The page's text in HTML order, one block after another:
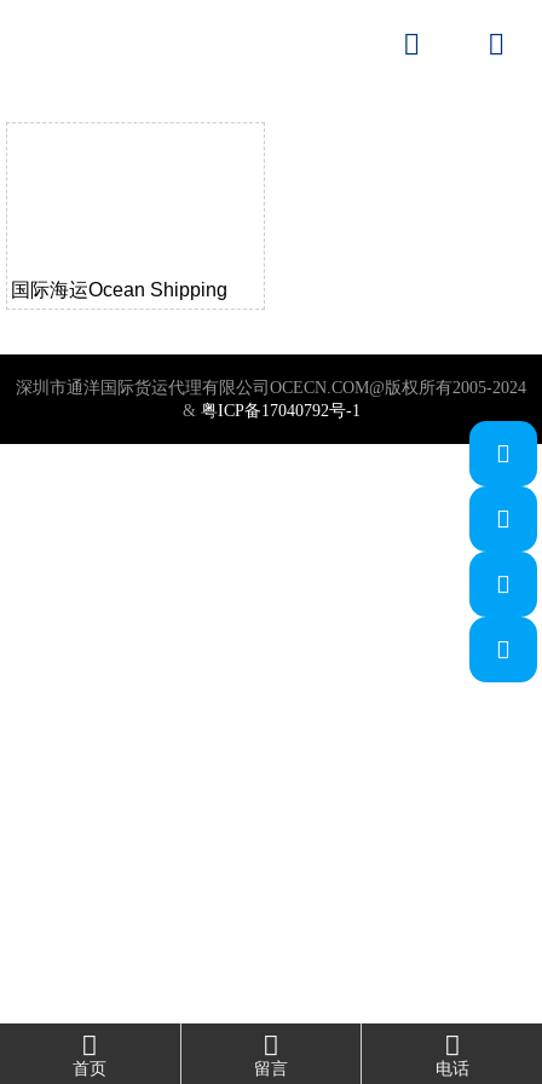
 
国际海运Ocean Shipping
深圳市通洋国际货运代理有限公司OCECN.COM@版权所有2005-2024
& 粤ICP备17040792号-1

首页

留言

电话



